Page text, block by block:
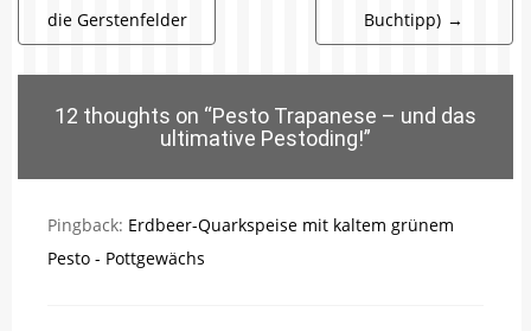
die Gerstenfelder
Buchtipp) →
12 thoughts on “Pesto Trapanese – und das
ultimative Pestoding!”
Pingback: Erdbeer-Quarkspeise mit kaltem grünem
Pesto - Pottgewächs